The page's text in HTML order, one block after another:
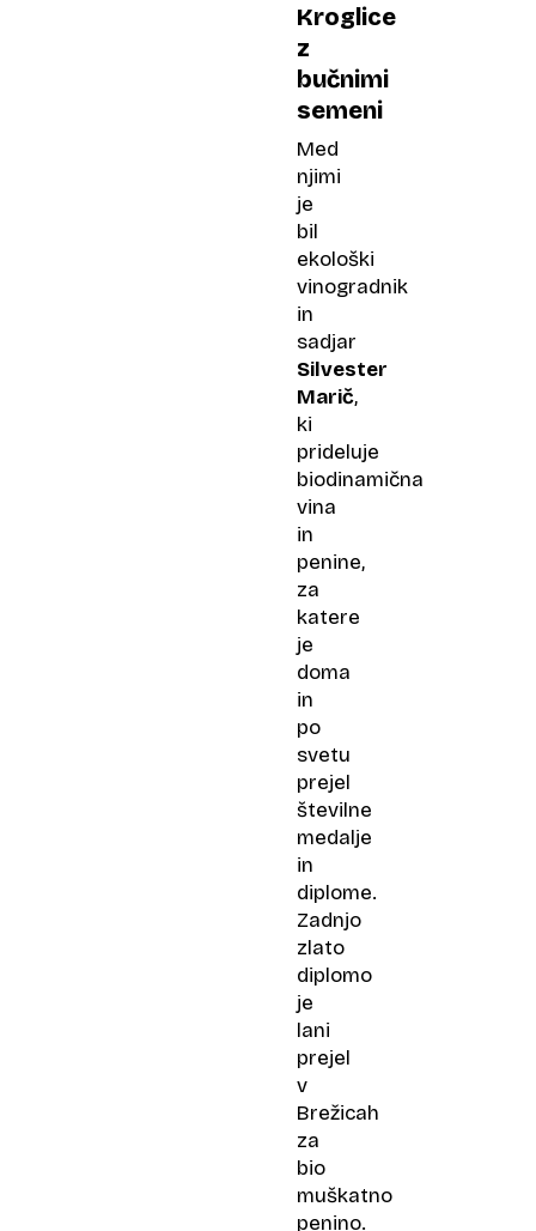
Kroglice
z
bučnimi
semeni
Med
njimi
je
bil
ekološki
vinogradnik
in
sadjar
Silvester
Marič,
ki
prideluje
biodinamična
vina
in
penine,
za
katere
je
doma
in
po
svetu
prejel
številne
medalje
in
diplome.
Zadnjo
zlato
diplomo
je
lani
prejel
v
Brežicah
za
bio
muškatno
penino.